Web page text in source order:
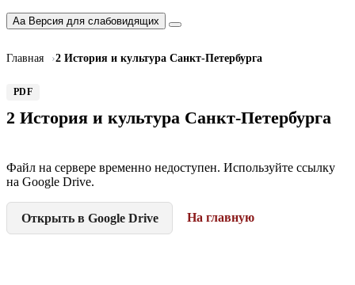
Aa Версия для слабовидящих
Главная 2 История и культура Санкт-Петербурга
PDF
2 История и культура Санкт-Петербурга
Файл на сервере временно недоступен. Используйте ссылку
на Google Drive.
Открыть в Google Drive На главную